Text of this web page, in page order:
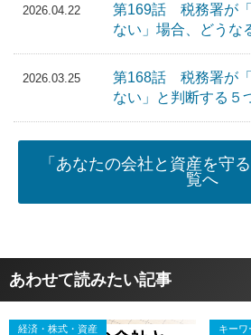
2026.04.22
第169話 税務署が
ない」場合、どうな
2026.03.25
第168話 税務署が
ない」と判断する５
「あなたの会社と資産を守
覧へ
あわせて読みたい記事
経済・株式・資産 キーワ